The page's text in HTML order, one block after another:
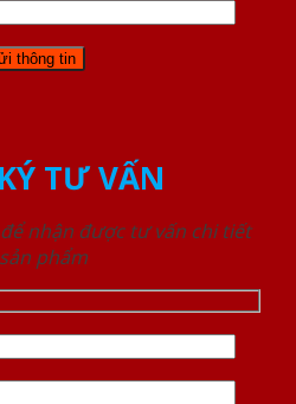
TƯ VẤN
nhận được tư vấn chi tiết
phẩm